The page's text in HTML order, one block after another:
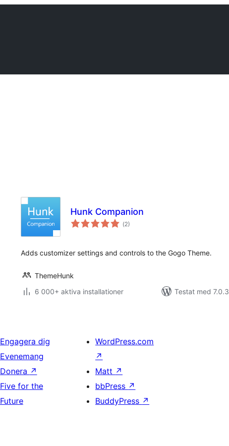
Hunk Companion
(Totalt
antal
2)
Adds customizer settings and controls to the Gogo Theme.
ThemeHunk
6 000+ aktiva installationer
Testat med 7.0.3
Engagera dig
Evenemang
Donera ↗
Five for the
Future
WordPress.com
↗
Matt ↗
bbPress ↗
BuddyPress ↗